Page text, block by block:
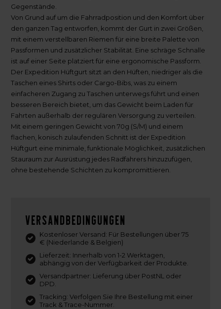
Gegenstände.
Von Grund auf um die Fahrradposition und den Komfort über
den ganzen Tag entworfen, kommt der Gurt in zwei Größen,
mit einem verstellbaren Riemen für eine breite Palette von
Passformen und zusätzlicher Stabilität. Eine schräge Schnalle
ist auf einer Seite platziert für eine ergonomische Passform.
Der Expedition Hüftgurt sitzt an den Hüften, niedriger als die
Taschen eines Shirts oder Cargo-Bibs, was zu einem
einfacheren Zugang zu Taschen unterwegs führt und einen
besseren Bereich bietet, um das Gewicht beim Laden für
Fahrten außerhalb der regulären Versorgung zu verteilen.
Mit einem geringen Gewicht von 70g (S/M) und einem
flachen, konisch zulaufenden Schnitt ist der Expedition
Hüftgurt eine minimale, funktionale Möglichkeit, zusätzlichen
Stauraum zur Ausrüstung jedes Radfahrers hinzuzufügen,
ohne bestehende Schichten zu kompromittieren.
Versandbedingungen
Kostenloser Versand: Für Bestellungen über 75
€ (Niederlande & Belgien)
Lieferzeit: Innerhalb von 1-2 Werktagen,
abhängig von der Verfügbarkeit der Produkte.
Versandpartner: Lieferung über PostNL oder
DPD.
Tracking: Verfolgen Sie Ihre Bestellung mit einer
Track & Trace-Nummer.